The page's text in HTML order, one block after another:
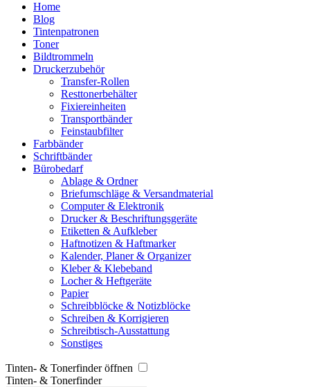
Home
Blog
Tintenpatronen
Toner
Bildtrommeln
Druckerzubehör
Transfer-Rollen
Resttonerbehälter
Fixiereinheiten
Transportbänder
Feinstaubfilter
Farbbänder
Schriftbänder
Bürobedarf
Ablage & Ordner
Briefumschläge & Versandmaterial
Computer & Elektronik
Drucker & Beschriftungsgeräte
Etiketten & Aufkleber
Haftnotizen & Haftmarker
Kalender, Planer & Organizer
Kleber & Klebeband
Locher & Heftgeräte
Papier
Schreibblöcke & Notizblöcke
Schreiben & Korrigieren
Schreibtisch-Ausstattung
Sonstiges
Tinten- & Tonerfinder öffnen
Tinten- & Tonerfinder